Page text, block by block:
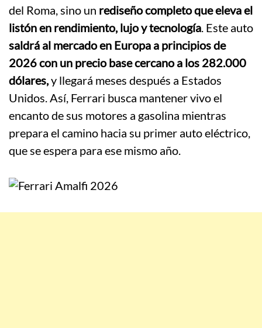
del Roma, sino un rediseño completo que eleva el
listón en rendimiento, lujo y tecnología. Este auto
saldrá al mercado en Europa a principios de
2026 con un precio base cercano a los 282.000
dólares,y llegará meses después a Estados
Unidos. Así, Ferrari busca mantener vivo el
encanto de sus motores a gasolina mientras
prepara el camino hacia su primer auto eléctrico,
que se espera para ese mismo año.